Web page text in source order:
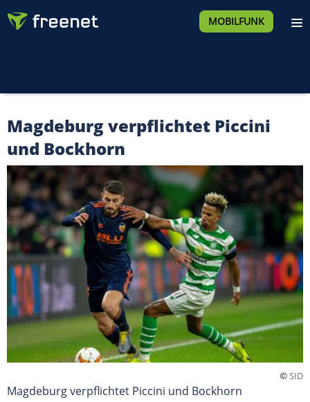
MOBILFUNK
Magdeburg verpflichtet Piccini
und Bockhorn
©SID
Magdeburg verpflichtet Piccini und Bockhorn